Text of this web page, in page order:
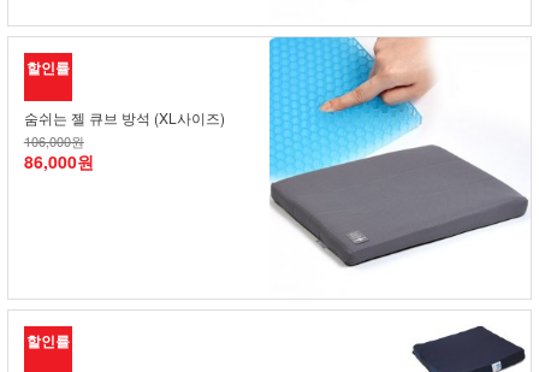
할인률
숨쉬는 젤 큐브 방석 (XL사이즈)
106,000원
86,000원
할인률